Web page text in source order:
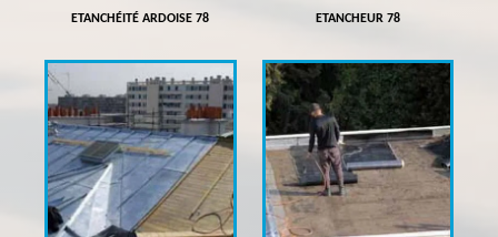
ETANCHÉITÉ ARDOISE 78 ETANCHEUR 78